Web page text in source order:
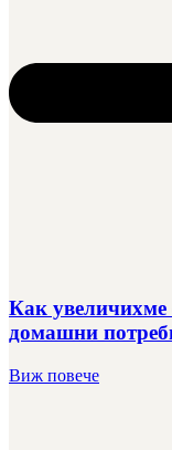
Как увеличихме
домашни
Виж повече